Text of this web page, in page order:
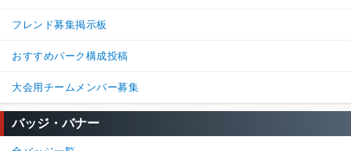
フレンド募集掲示板
おすすめパーク構成投稿
大会用チームメンバー募集
バッジ・バナー